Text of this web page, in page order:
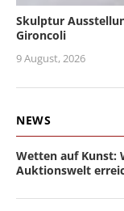
Skulptur
Gironcoli
9 August, 2026
NEWS
Wetten auf Kunst:
Auktionswelt